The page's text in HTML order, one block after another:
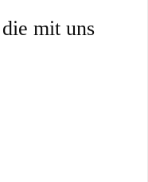
mit uns